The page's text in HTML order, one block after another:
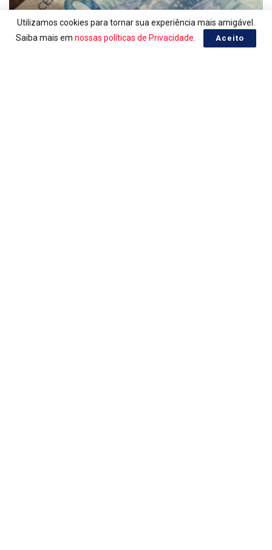
Utilizamos cookies para tornar sua experiência mais amigável.
Saiba mais em nossas políticas de Privacidade Aceito